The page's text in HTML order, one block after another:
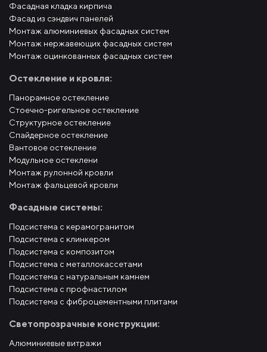
Фасадная кладка кирпича
Фасад из сэндвич панелей
Монтаж алюминиевых фасадных систем
Монтаж нержавеющих фасадных систем
Монтаж оцинкованных фасадных систем
Остекление и кровля:
Панорамное остекление
Стоечно-ригельное остекление
Структурное остекление
Спайдерное остекление
Вантовое остекление
Модульное остеклени
Монтаж рулонной кровли
Монтаж фальцевой кровли
Фасадные системы:
Подсистема с керамогранитом
Подсистема с клинкером
Подсистема с композитом
Подсистема с металлокассетами
Подсистема с натуральным камнем
Подсистема с профнастилом
Подсистема с фиброцементными плитами
Светопрозрачные конструкции:
Алюминиевые витражи